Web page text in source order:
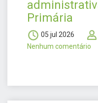
Primária
05 jul 2026
Nenhum comentário